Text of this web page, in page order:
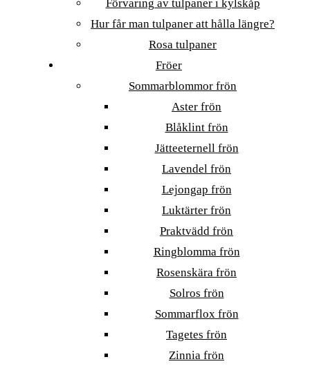
Förvaring av tulpaner i kylskåp
Hur får man tulpaner att hålla längre?
Rosa tulpaner
Fröer
Sommarblommor frön
Aster frön
Blåklint frön
Jätteeternell frön
Lavendel frön
Lejongap frön
Luktärter frön
Praktvädd frön
Ringblomma frön
Rosenskära frön
Solros frön
Sommarflox frön
Tagetes frön
Zinnia frön